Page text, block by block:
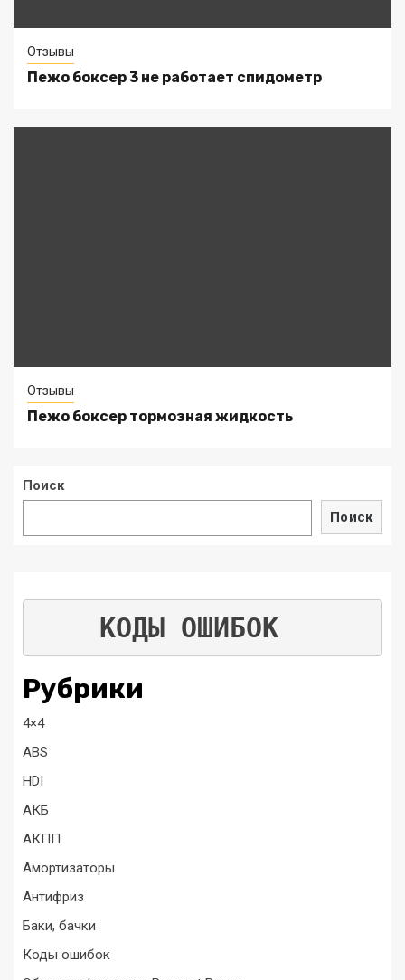
Отзывы
Пежо боксер 3 не работает спидометр
Отзывы
Пежо боксер тормозная жидкость
Поиск
Поиск
КОДЫ ОШИБОК
Рубрики
4×4
ABS
HDI
АКБ
АКПП
Амортизаторы
Антифриз
Баки, бачки
Коды ошибок